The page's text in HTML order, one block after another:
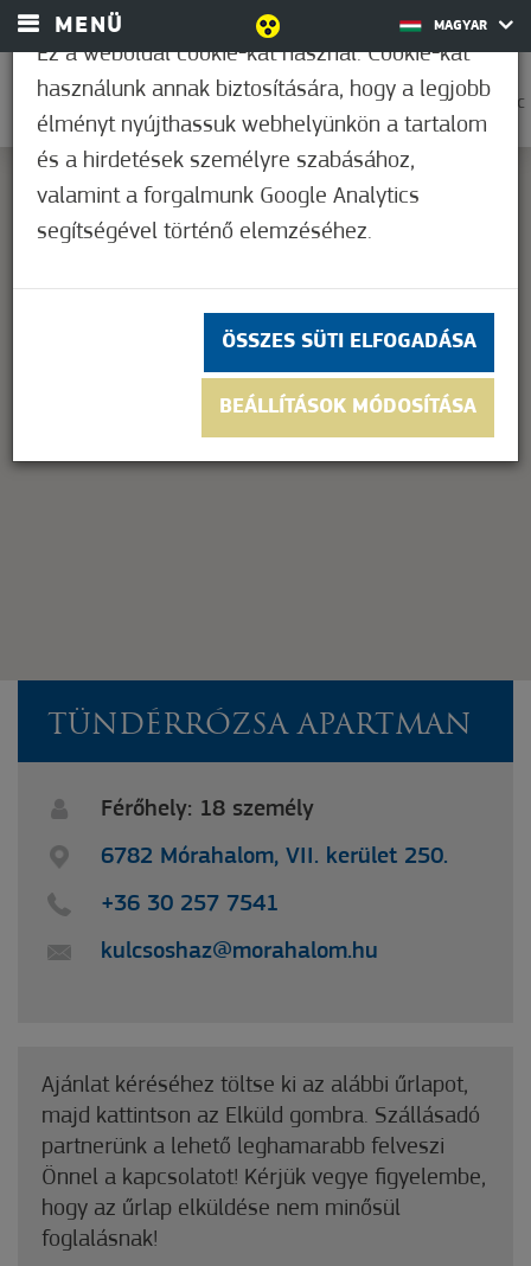
MENÜ MAGYAR
0
18,9°C
This page can't load Google Maps correctly.
Do you own this website? OK
TÜNDÉRRÓZSA APARTMAN
Férőhely: 18 személy
6782 Mórahalom, VII. kerület 250.
+36 30 257 7541
kulcsoshaz@morahalom.hu
Ajánlat kéréséhez töltse ki az alábbi űrlapot,
majd kattintson az Elküld gombra. Szállásadó
partnerünk a lehető leghamarabb felveszi
Önnel a kapcsolatot! Kérjük vegye figyelembe,
hogy az űrlap elküldése nem minősül
foglalásnak!
Ez a weboldal cookie-kat használ. Cookie-kat
használunk annak biztosítására, hogy a legjobb
élményt nyújthassuk webhelyünkön a tartalom
és a hirdetések személyre szabásához,
valamint a forgalmunk Google Analytics
segítségével történő elemzéséhez.
ÖSSZES SÜTI ELFOGADÁSA
BEÁLLÍTÁSOK MÓDOSÍTÁSA